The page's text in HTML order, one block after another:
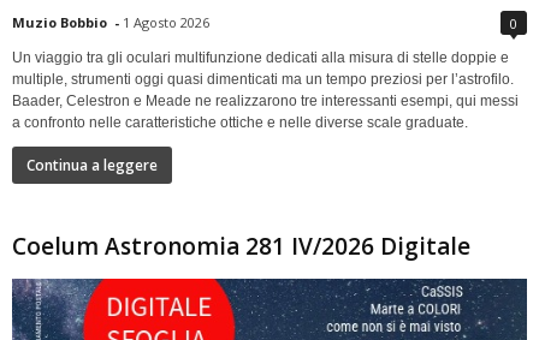
Muzio Bobbio - 1 Agosto 2026 0
Un viaggio tra gli oculari multifunzione dedicati alla misura di stelle doppie e
multiple, strumenti oggi quasi dimenticati ma un tempo preziosi per l’astrofilo.
Baader, Celestron e Meade ne realizzarono tre interessanti esempi, qui messi
a confronto nelle caratteristiche ottiche e nelle diverse scale graduate.
Continua a leggere
Coelum Astronomia 281 IV/2026 Digitale